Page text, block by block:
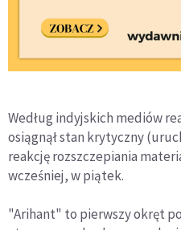
Według indyjskich mediów
osiągnął stan krytyczny
reakcję rozszczepiania
wcześniej, w piątek.
"Arihant" to pierwszy okręt